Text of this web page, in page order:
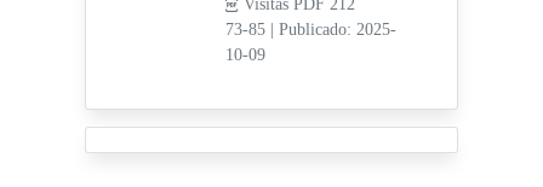
Visitas PDF 212
73-85
Publicado: 2025-
10-09